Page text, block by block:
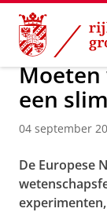
Skip
Content
Skip
Navigation
Over ons
Moeten
een
04 september
De Europese